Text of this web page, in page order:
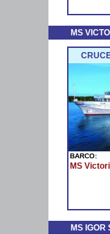
MS
BARCO:
MS
MS IGOR